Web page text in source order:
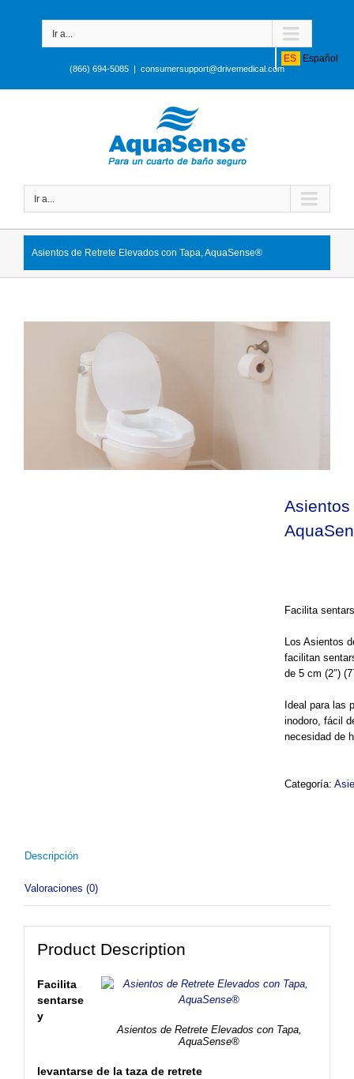
ES Español
Ir a...
(866) 694-5085 | consumersupport@drivemedical.com
Ir a...
Asientos de Retrete Elevados con Tapa, AquaSense®
Facilita
Los Asientos
facilitan
de 5 cm (2″)
Ideal para las
inodoro, fácil
necesidad de
Categoría:
Descripción
Valoraciones (0)
Product Description
Asientos de Retrete Elevados con Tapa,
AquaSense®
Facilita
sentarse
y
levantarse de la taza de retrete